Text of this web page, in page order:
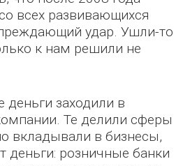
всех развивающихся
удар. Ушли-то
к нам решили не
заходили в
Те делили сферы
вкладывали в бизнесы,
деньги: розничные банки